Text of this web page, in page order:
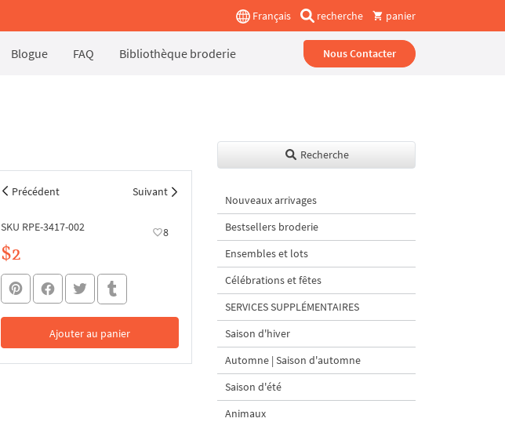
Français recherche panier
Blogue FAQ Bibliothèque broderie Nous Contacter
Précédent Suivant
SKU RPE-3417-002 8
$2
Ajouter au panier
Dans le panier
Recherche
Nouveaux arrivages
Bestsellers broderie
Ensembles et lots
Célébrations et fêtes
SERVICES SUPPLÉMENTAIRES
Saison d'hiver
Automne | Saison d'automne
Saison d'été
Animaux